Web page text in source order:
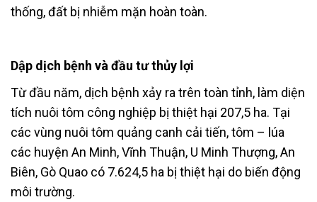
thống, đất bị nhiễm mặn hoàn toàn.
Dập dịch bệnh và đầu tư thủy lợi
Từ đầu năm, dịch bệnh xảy ra trên toàn tỉnh, làm diện
tích nuôi tôm công nghiệp bị thiệt hại 207,5 ha. Tại
các vùng nuôi tôm quảng canh cải tiến, tôm – lúa
các huyện An Minh, Vĩnh Thuận, U Minh Thượng, An
Biên, Gò Quao có 7.624,5 ha bị thiệt hại do biến động
môi trường.